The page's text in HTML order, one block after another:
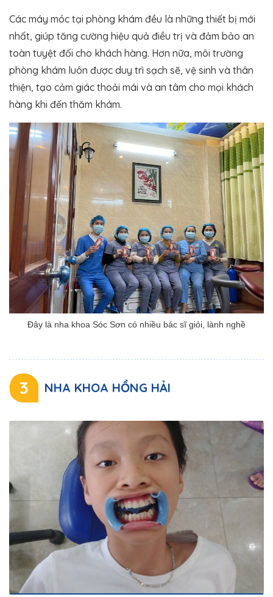
Các máy móc tại phòng khám đều là những thiết bị mới
nhất, giúp tăng cường hiệu quả điều trị và đảm bảo an
toàn tuyệt đối cho khách hàng. Hơn nữa, môi trường
phòng khám luôn được duy trì sạch sẽ, vệ sinh và thân
thiện, tạo cảm giác thoải mái và an tâm cho mọi khách
hàng khi đến thăm khám.
Đây là nha khoa Sóc Sơn có nhiều bác sĩ giỏi, lành nghề
3 NHA KHOA HỒNG HẢI